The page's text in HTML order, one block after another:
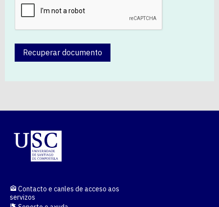
Recuperar documento
Contacto e canles de acceso aos
servizos